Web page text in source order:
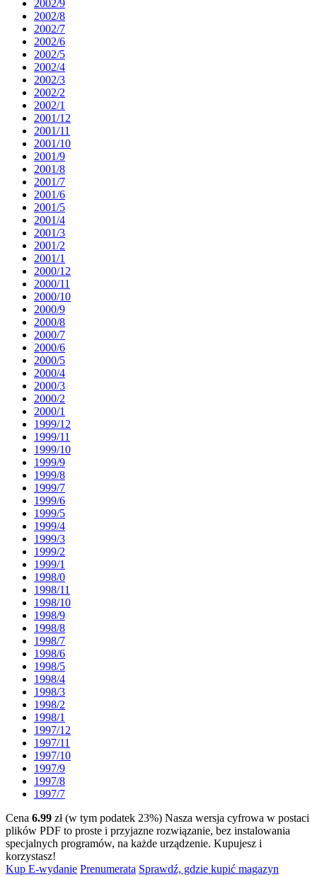
2002/9
2002/8
2002/7
2002/6
2002/5
2002/4
2002/3
2002/2
2002/1
2001/12
2001/11
2001/10
2001/9
2001/8
2001/7
2001/6
2001/5
2001/4
2001/3
2001/2
2001/1
2000/12
2000/11
2000/10
2000/9
2000/8
2000/7
2000/6
2000/5
2000/4
2000/3
2000/2
2000/1
1999/12
1999/11
1999/10
1999/9
1999/8
1999/7
1999/6
1999/5
1999/4
1999/3
1999/2
1999/1
1998/0
1998/11
1998/10
1998/9
1998/8
1998/7
1998/6
1998/5
1998/4
1998/3
1998/2
1998/1
1997/12
1997/11
1997/10
1997/9
1997/8
1997/7
Cena 6.99 zł (w tym podatek 23%) Nasza wersja cyfrowa w postaci
plików PDF to proste i przyjazne rozwiązanie, bez instalowania
specjalnych programów, na każde urządzenie. Kupujesz i
korzystasz!
Kup E-wydanie Prenumerata Sprawdź, gdzie kupić magazyn